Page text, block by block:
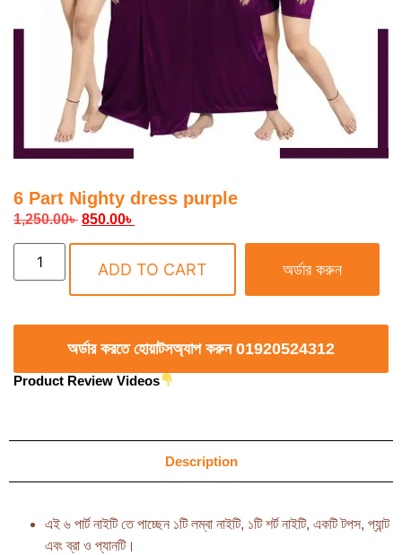
6 Part Nighty dress purple
1,250.00৳ 850.00৳
ADD TO CART অর্ডার করুন
অর্ডার করতে হোয়াটসঅ্যাপ করুন 01920524312
Product Review Videos
Description
এই ৬ পার্ট নাইটি তে পাচ্ছেন ১টি লম্বা নাইটি, ১টি শর্ট নাইটি, একটি টপস, প্যান্ট
এবং ব্রা ও প্যানটি।